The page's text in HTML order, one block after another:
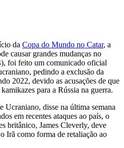
da Copa do Mundo no Catar, a
causar grandes mudanças no
foi feito um comunicado oficial
pedindo a exclusão da
2022, devido as acusações de que
para a Rússia na guerra.
disse na última semana
em recentes ataques ao país, o
britânico, James Cleverly, deve
Irã como forma de retaliação ao